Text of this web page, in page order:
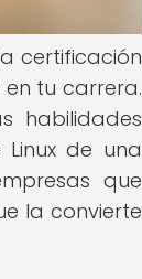
certificación
en tu carrera.
habilidades
de una
que
la convierte